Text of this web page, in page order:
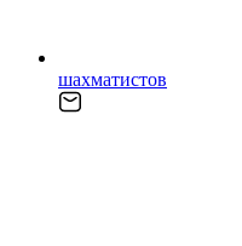
шахматистов